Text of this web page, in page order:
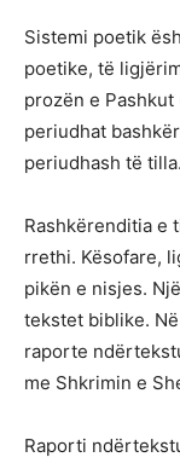
Sistemi poetik
poetike, të
prozën e Pashkut
periudhat
periudhash të tilla.
Rashkërenditia e
rrethi. Kësofare,
pikën e nisjes.
tekstet biblike.
raporte
me Shkrimin e
Raporti